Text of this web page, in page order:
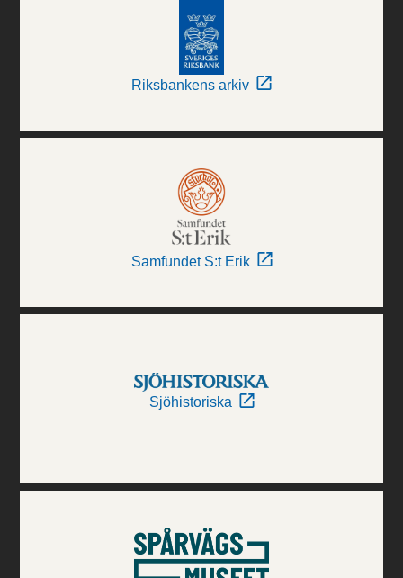
Riksbankens arkiv
Samfundet S:t Erik
Sjöhistoriska